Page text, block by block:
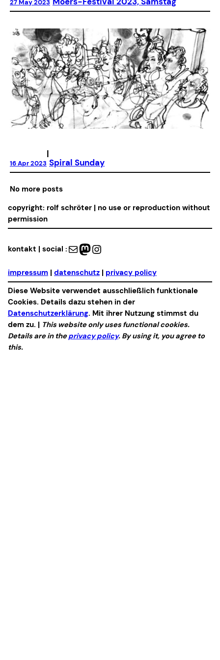
27 May 2023
16 Apr 2023
|
Spiral Sunday
No more posts
copyright: rolf schröter | no use or reproduction without
permission
kontakt | social : Mail Mastodon Instagram
impressum | datenschutz | privacy policy
Diese Website verwendet ausschließlich funktionale
Cookies. Details dazu stehen in der
Datenschutzerklärung. Mit ihrer Nutzung stimmst du
dem zu. | This website only uses functional cookies.
Details are in theprivacy policy. By using it, you agree to
this.